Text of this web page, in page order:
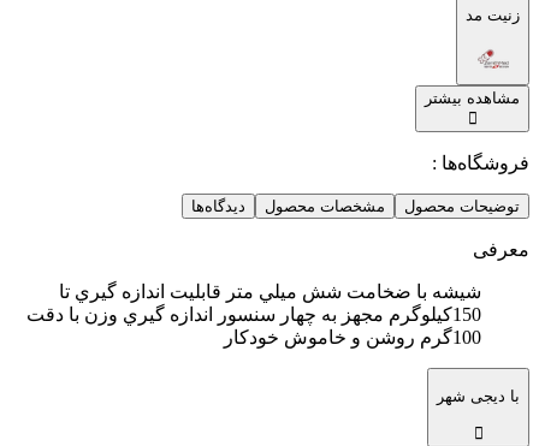
زنیت مد
مشاهده بیشتر
فروشگاه‌ها :
توضیحات محصول مشخصات محصول دیدگاه‌ها
معرفی
شيشه با ضخامت شش ميلي متر قابليت اندازه گيري تا
150كيلوگرم مجهز به چهار سنسور اندازه گيري وزن با دقت
100گرم روشن و خاموش خودكار
با دیجی شهر